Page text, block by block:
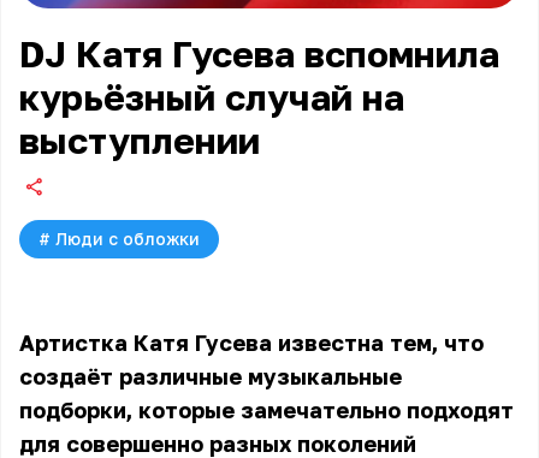
DJ Катя Гусева вспомнила
курьёзный случай на
выступлении
# Люди с обложки
Артистка Катя Гусева известна тем, что
создаёт различные музыкальные
подборки, которые замечательно подходят
для совершенно разных поколений